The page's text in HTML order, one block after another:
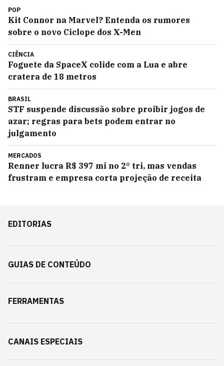
POP
Kit Connor na Marvel? Entenda os rumores
sobre o novo Ciclope dos X-Men
CIÊNCIA
Foguete da SpaceX colide com a Lua e abre
cratera de 18 metros
BRASIL
STF suspende discussão sobre proibir jogos de
azar; regras para bets podem entrar no
julgamento
MERCADOS
Renner lucra R$ 397 mi no 2° tri, mas vendas
frustram e empresa corta projeção de receita
EDITORIAS
GUIAS DE CONTEÚDO
FERRAMENTAS
CANAIS ESPECIAIS